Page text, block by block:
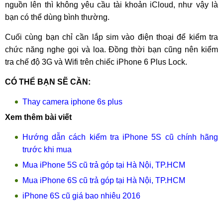
nguồn lên thì không yêu cầu tài khoản iCloud, như vậy là
bạn có thể dùng bình thường.
Cuối cùng bạn chỉ cần lắp sim vào điện thoại để kiểm tra
chức năng nghe gọi và loa. Đồng thời bạn cũng nên kiểm
tra chế độ 3G và Wifi trên chiếc iPhone 6 Plus Lock.
CÓ THỂ BẠN SẼ CẦN:
Thay camera iphone 6s plus
Xem thêm bài viết
Hướng dẫn cách kiểm tra iPhone 5S cũ chính hãng
trước khi mua
Mua iPhone 5S cũ trả góp tại Hà Nội, TP.HCM
Mua iPhone 6S cũ trả góp tại Hà Nội, TP.HCM
iPhone 6S cũ giá bao nhiêu 2016